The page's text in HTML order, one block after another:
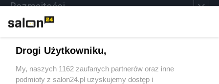
Rozmaitości
Sport
Drogi Użytkowniku,
My, naszych 1162 zaufanych partnerów oraz inne
podmioty z salon24.pl uzyskujemy dostęp i